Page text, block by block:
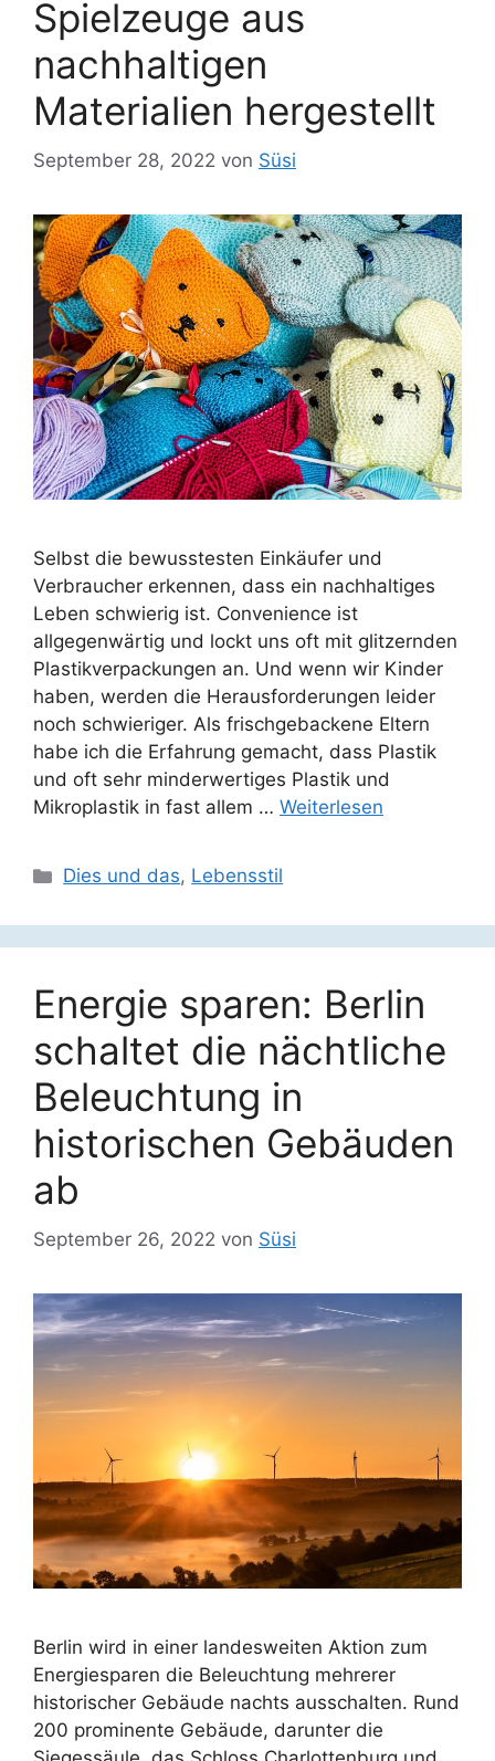
Spielzeuge aus
nachhaltigen
Materialien hergestellt
September 28, 2022 von Süsi
Selbst die bewusstesten Einkäufer und
Verbraucher erkennen, dass ein nachhaltiges
Leben schwierig ist. Convenience ist
allgegenwärtig und lockt uns oft mit glitzernden
Plastikverpackungen an. Und wenn wir Kinder
haben, werden die Herausforderungen leider
noch schwieriger. Als frischgebackene Eltern
habe ich die Erfahrung gemacht, dass Plastik
und oft sehr minderwertiges Plastik und
Mikroplastik in fast allem … Weiterlesen
Kategorien
Dies und das, Lebensstil
Energie sparen: Berlin
schaltet die nächtliche
Beleuchtung in
historischen Gebäuden
ab
September 26, 2022 von Süsi
Berlin wird in einer landesweiten Aktion zum
Energiesparen die Beleuchtung mehrerer
historischer Gebäude nachts ausschalten. Rund
200 prominente Gebäude, darunter die